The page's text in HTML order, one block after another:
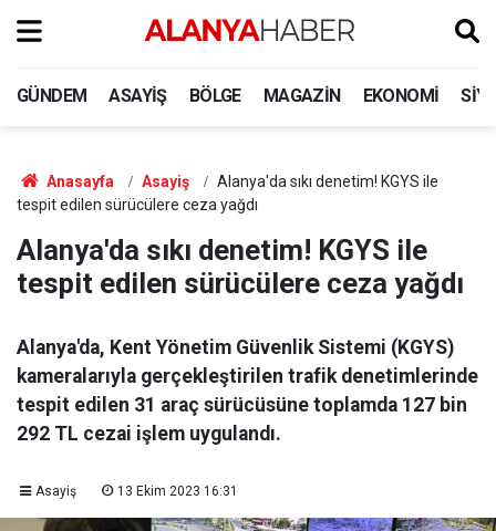
GÜNDEM ASAYIŞ BÖLGE MAGAZIN EKONOMI
Anasayfa Asayiş
Alanya'da sıkı denetim! KGYS ile
tespit edilen sürücülere ceza yağdı
Alanya'da sıkı denetim! KGYS ile
tespit edilen sürücülere ceza yağdı
Alanya'da, Kent Yönetim Güvenlik Sistemi (KGYS)
kameralarıyla gerçekleştirilen trafik denetimlerinde
tespit edilen 31 araç sürücüsüne toplamda 127 bin
292 TL cezai işlem uygulandı.
Asayiş 13 Ekim 2023 16:31